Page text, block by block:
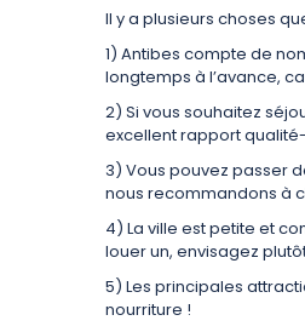
Il y a plusieurs choses
1) Antibes compte de
longtemps à l’avance,
2) Si vous souhaitez
excellent rapport
3) Vous pouvez passer
nous recommandons à
4) La ville est petite et
louer un, envisagez
5) Les principales
nourriture !